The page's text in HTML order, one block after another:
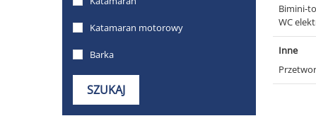
Bimini-
WC
Inne